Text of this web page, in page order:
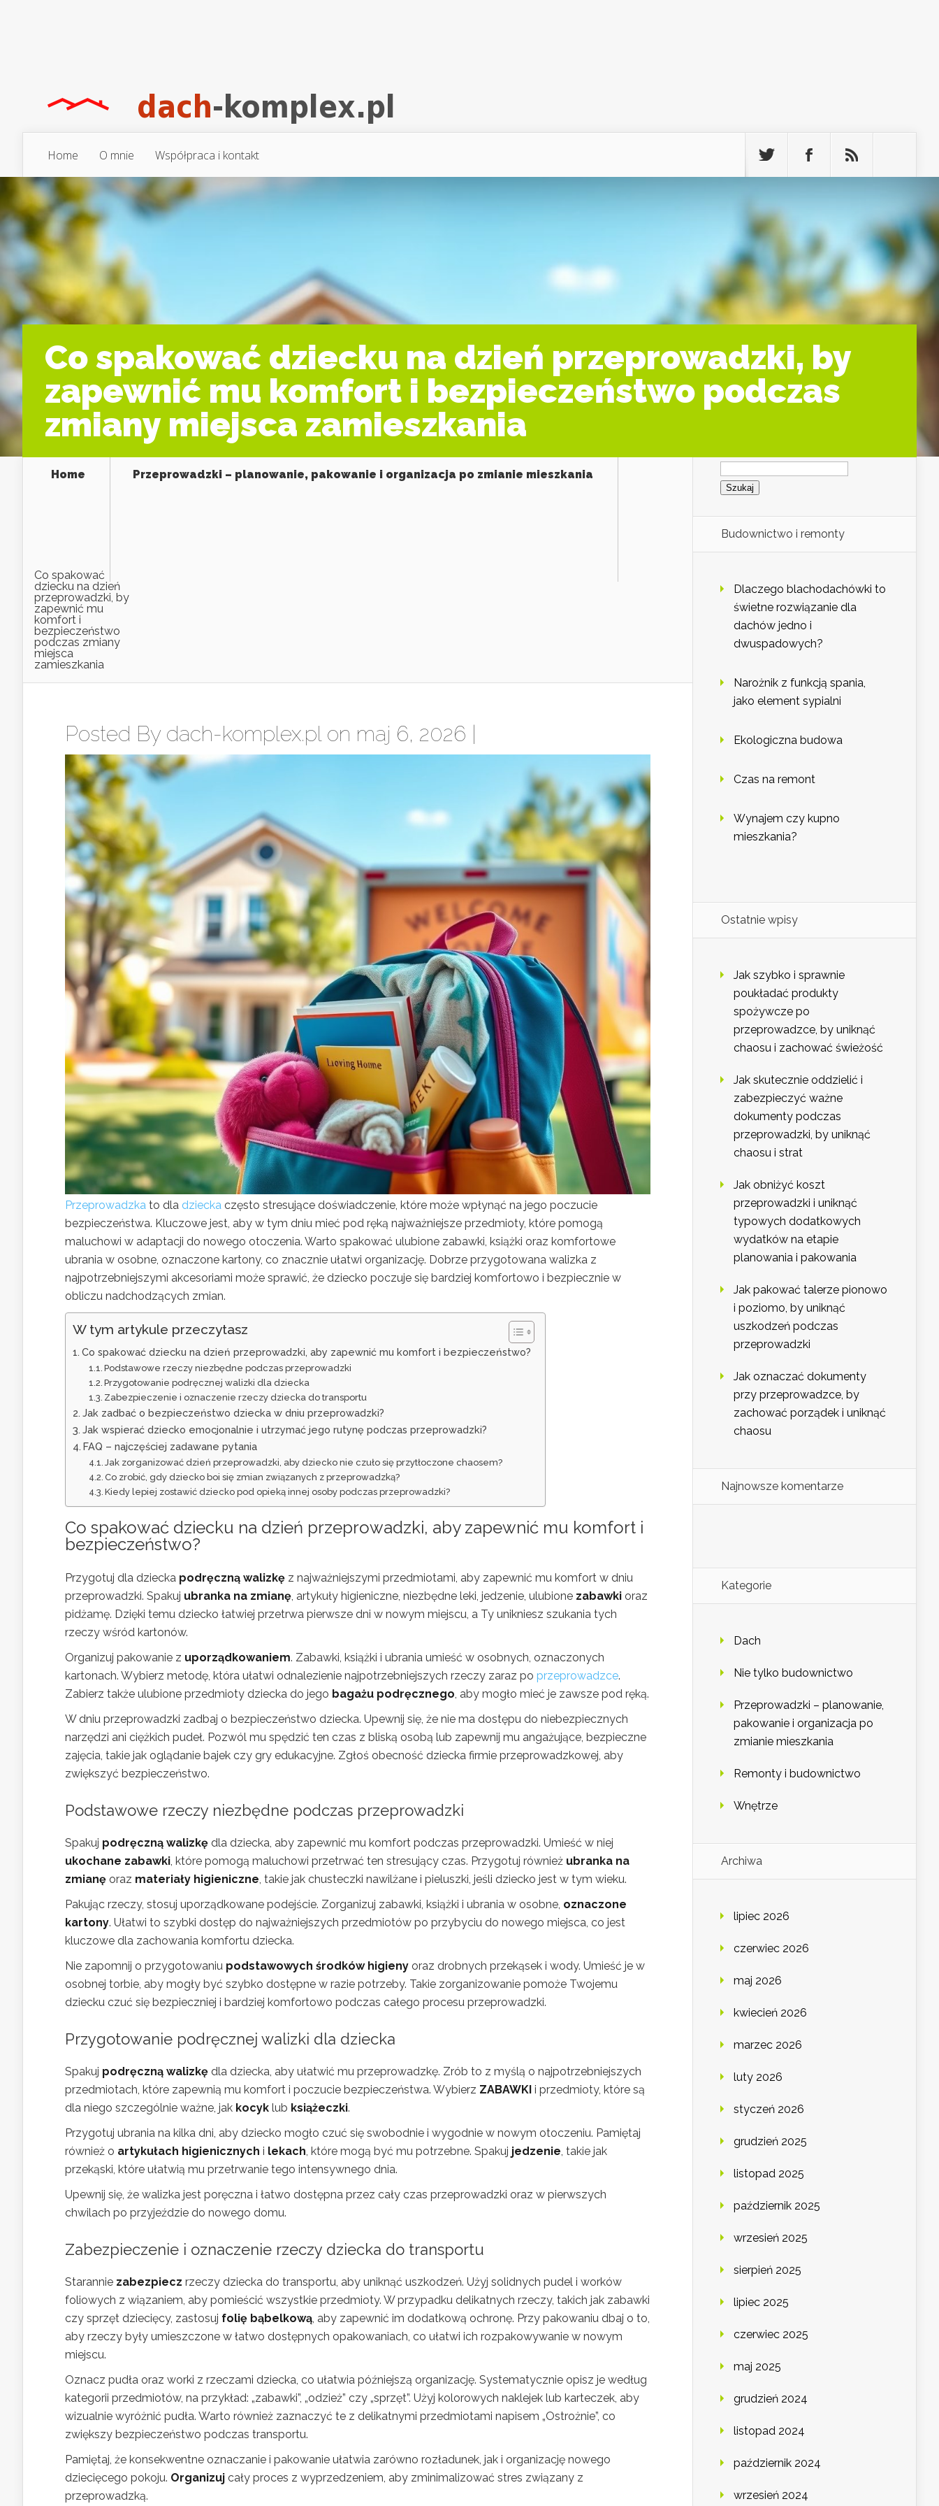
Home O mnie Współpraca i kontakt
Co spakować dziecku na dzień przeprowadzki, by
zapewnić mu komfort i bezpieczeństwo podczas
zmiany miejsca zamieszkania
Home Przeprowadzki – planowanie, pakowanie i organizacja po zmianie mieszkania
Co spakować
dziecku na dzień
przeprowadzki, by
zapewnić mu
komfort i
bezpieczeństwo
podczas zmiany
miejsca
zamieszkania
Posted By dach-komplex.plon maj 6, 2026 |
Przeprowadzka to dla dziecka często stresujące doświadczenie, które może wpłynąć na jego poczucie
bezpieczeństwa. Kluczowe jest, aby w tym dniu mieć pod ręką najważniejsze przedmioty, które pomogą
maluchowi w adaptacji do nowego otoczenia. Warto spakować ulubione zabawki, książki oraz komfortowe
ubrania w osobne, oznaczone kartony, co znacznie ułatwi organizację. Dobrze przygotowana walizka z
najpotrzebniejszymi akcesoriami może sprawić, że dziecko poczuje się bardziej komfortowo i bezpiecznie w
obliczu nadchodzących zmian.
W tym artykule przeczytasz
Co spakować dziecku na dzień przeprowadzki, aby zapewnić mu komfort i bezpieczeństwo?
Podstawowe rzeczy niezbędne podczas przeprowadzki
Przygotowanie podręcznej walizki dla dziecka
Zabezpieczenie i oznaczenie rzeczy dziecka do transportu
Jak zadbać o bezpieczeństwo dziecka w dniu przeprowadzki?
Jak wspierać dziecko emocjonalnie i utrzymać jego rutynę podczas przeprowadzki?
FAQ – najczęściej zadawane pytania
Jak zorganizować dzień przeprowadzki, aby dziecko nie czuło się przytłoczone chaosem?
Co zrobić, gdy dziecko boi się zmian związanych z przeprowadzką?
Kiedy lepiej zostawić dziecko pod opieką innej osoby podczas przeprowadzki?
Co spakować dziecku na dzień przeprowadzki, aby zapewnić mu komfort i
bezpieczeństwo?
Przygotuj dla dziecka podręczną walizkę z najważniejszymi przedmiotami, aby zapewnić mu komfort w dniu
przeprowadzki. Spakuj ubranka na zmianę , artykuły higieniczne, niezbędne leki, jedzenie, ulubione zabawki oraz
pidżamę. Dzięki temu dziecko łatwiej przetrwa pierwsze dni w nowym miejscu, a Ty unikniesz szukania tych
rzeczy wśród kartonów.
Organizuj pakowanie z uporządkowaniem. Zabawki, książki i ubrania umieść w osobnych, oznaczonych
kartonach. Wybierz metodę, która ułatwi odnalezienie najpotrzebniejszych rzeczy zaraz po przeprowadzce.
Zabierz także ulubione przedmioty dziecka do jego bagażu podręcznego , aby mogło mieć je zawsze pod ręką.
W dniu przeprowadzki zadbaj o bezpieczeństwo dziecka. Upewnij się, że nie ma dostępu do niebezpiecznych
narzędzi ani ciężkich pudeł. Pozwól mu spędzić ten czas z bliską osobą lub zapewnij mu angażujące, bezpieczne
zajęcia, takie jak oglądanie bajek czy gry edukacyjne. Zgłoś obecność dziecka firmie przeprowadzkowej, aby
zwiększyć bezpieczeństwo.
Podstawowe rzeczy niezbędne podczas przeprowadzki
Spakuj podręczną walizkę dla dziecka, aby zapewnić mu komfort podczas przeprowadzki. Umieść w niej
ukochane zabawki , które pomogą maluchowi przetrwać ten stresujący czas. Przygotuj również ubranka na
zmianę oraz materiały higieniczne , takie jak chusteczki nawilżane i pieluszki, jeśli dziecko jest w tym wieku.
Pakując rzeczy, stosuj uporządkowane podejście. Zorganizuj zabawki, książki i ubrania w osobne, oznaczone
kartony. Ułatwi to szybki dostęp do najważniejszych przedmiotów po przybyciu do nowego miejsca, co jest
kluczowe dla zachowania komfortu dziecka.
Nie zapomnij o przygotowaniu podstawowych środków higieny oraz drobnych przekąsek i wody. Umieść je w
osobnej torbie, aby mogły być szybko dostępne w razie potrzeby. Takie zorganizowanie pomoże Twojemu
dziecku czuć się bezpieczniej i bardziej komfortowo podczas całego procesu przeprowadzki.
Przygotowanie podręcznej walizki dla dziecka
Spakuj podręczną walizkę dla dziecka, aby ułatwić mu przeprowadzkę. Zrób to z myślą o najpotrzebniejszych
przedmiotach, które zapewnią mu komfort i poczucie bezpieczeństwa. Wybierz ZABAWKI i przedmioty, które są
dla niego szczególnie ważne, jak kocyk lub książeczki.
Przygotuj ubrania na kilka dni, aby dziecko mogło czuć się swobodnie i wygodnie w nowym otoczeniu. Pamiętaj
również o artykułach higienicznych i lekach , które mogą być mu potrzebne. Spakuj jedzenie , takie jak
przekąski, które ułatwią mu przetrwanie tego intensywnego dnia.
Upewnij się, że walizka jest poręczna i łatwo dostępna przez cały czas przeprowadzki oraz w pierwszych
chwilach po przyjeździe do nowego domu.
Zabezpieczenie i oznaczenie rzeczy dziecka do transportu
Starannie zabezpiecz rzeczy dziecka do transportu, aby uniknąć uszkodzeń. Użyj solidnych pudel i worków
foliowych z wiązaniem, aby pomieścić wszystkie przedmioty. W przypadku delikatnych rzeczy, takich jak zabawki
czy sprzęt dziecięcy, zastosuj folię bąbelkową , aby zapewnić im dodatkową ochronę. Przy pakowaniu dbaj o to,
aby rzeczy były umieszczone w łatwo dostępnych opakowaniach, co ułatwi ich rozpakowywanie w nowym
miejscu.
Oznacz pudła oraz worki z rzeczami dziecka, co ułatwia późniejszą organizację. Systematycznie opisz je według
kategorii przedmiotów, na przykład: „zabawki”, „odzież” czy „sprzęt”. Użyj kolorowych naklejek lub karteczek, aby
wizualnie wyróżnić pudła. Warto również zaznaczyć te z delikatnymi przedmiotami napisem „Ostrożnie”, co
zwiększy bezpieczeństwo podczas transportu.
Pamiętaj, że konsekwentne oznaczanie i pakowanie ułatwia zarówno rozładunek, jak i organizację nowego
dziecięcego pokoju. Organizuj cały proces z wyprzedzeniem, aby zminimalizować stres związany z
przeprowadzką.
Szukaj:
Budownictwo i remonty
Dlaczego blachodachówki to
świetne rozwiązanie dla
dachów jedno i
dwuspadowych?
Narożnik z funkcją spania,
jako element sypialni
Ekologiczna budowa
Czas na remont
Wynajem czy kupno
mieszkania?
Ostatnie wpisy
Jak szybko i sprawnie
poukładać produkty
spożywcze po
przeprowadzce, by uniknąć
chaosu i zachować świeżość
Jak skutecznie oddzielić i
zabezpieczyć ważne
dokumenty podczas
przeprowadzki, by uniknąć
chaosu i strat
Jak obniżyć koszt
przeprowadzki i uniknąć
typowych dodatkowych
wydatków na etapie
planowania i pakowania
Jak pakować talerze pionowo
i poziomo, by uniknąć
uszkodzeń podczas
przeprowadzki
Jak oznaczać dokumenty
przy przeprowadzce, by
zachować porządek i uniknąć
chaosu
Najnowsze komentarze
Kategorie
Dach
Nie tylko budownictwo
Przeprowadzki – planowanie,
pakowanie i organizacja po
zmianie mieszkania
Remonty i budownictwo
Wnętrze
Archiwa
lipiec 2026
czerwiec 2026
maj 2026
kwiecień 2026
marzec 2026
luty 2026
styczeń 2026
grudzień 2025
listopad 2025
październik 2025
wrzesień 2025
sierpień 2025
lipiec 2025
czerwiec 2025
maj 2025
grudzień 2024
listopad 2024
październik 2024
wrzesień 2024